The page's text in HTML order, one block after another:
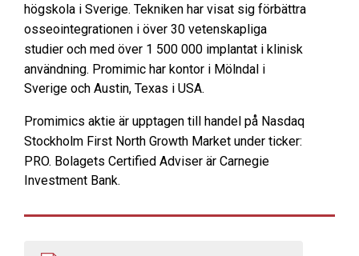
högskola i Sverige. Tekniken har visat sig förbättra
osseointegrationen i över 30 vetenskapliga
studier och med över 1 500 000 implantat i klinisk
användning. Promimic har kontor i Mölndal i
Sverige och Austin, Texas i USA.
Promimics aktie är upptagen till handel på Nasdaq
Stockholm First North Growth Market under ticker:
PRO. Bolagets Certified Adviser är Carnegie
Investment Bank.